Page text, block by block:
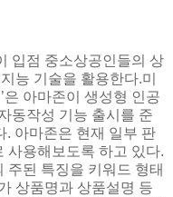
입점 중소상공인들의 상
능 기술을 활용한다.미
은 아마존이 생성형 인공
동작성 기능 출시를 준
. 아마존은 현재 일부 판
사용해보도록 하고 있다.
주된 특징을 키워드 형태
상품명과 상품설명 등